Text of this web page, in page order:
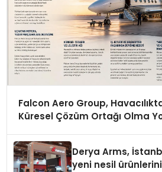
Falcon Aero Group,
Küresel Çözüm Ortağı Olma
Derya Arms,
yeni nesil